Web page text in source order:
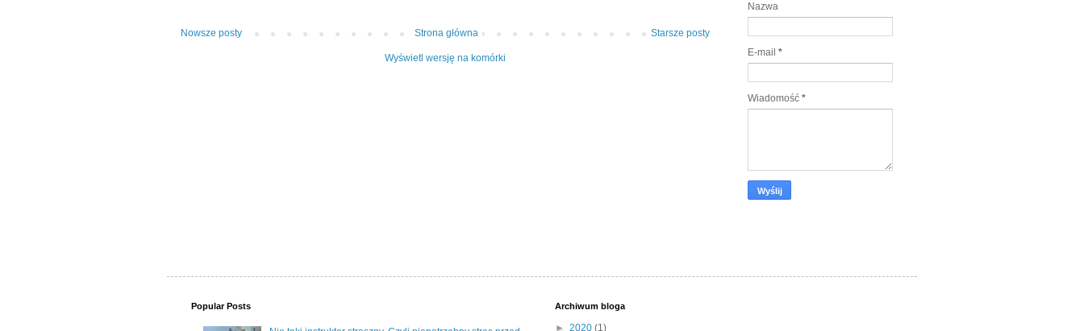
Nowsze posty Starsze posty
Strona główna
Wyświetl wersję na komórki
Nazwa
E-mail *
Wiadomość *
Popular Posts Archiwum bloga
► 2020 (1)